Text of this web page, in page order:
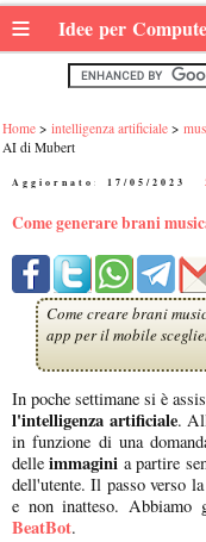
≡ Idee per
Home intelligenza artificiale
AI di Mubert
Aggiornato: 17/05/2023
Come generare brani
Come creare brani
app per il mobile
In poche settimane si è
l'intelligenza artificiale.
in funzione di una
delleimmagini a partire
dell'utente. Il passo verso
e non inatteso.
BeatBot.